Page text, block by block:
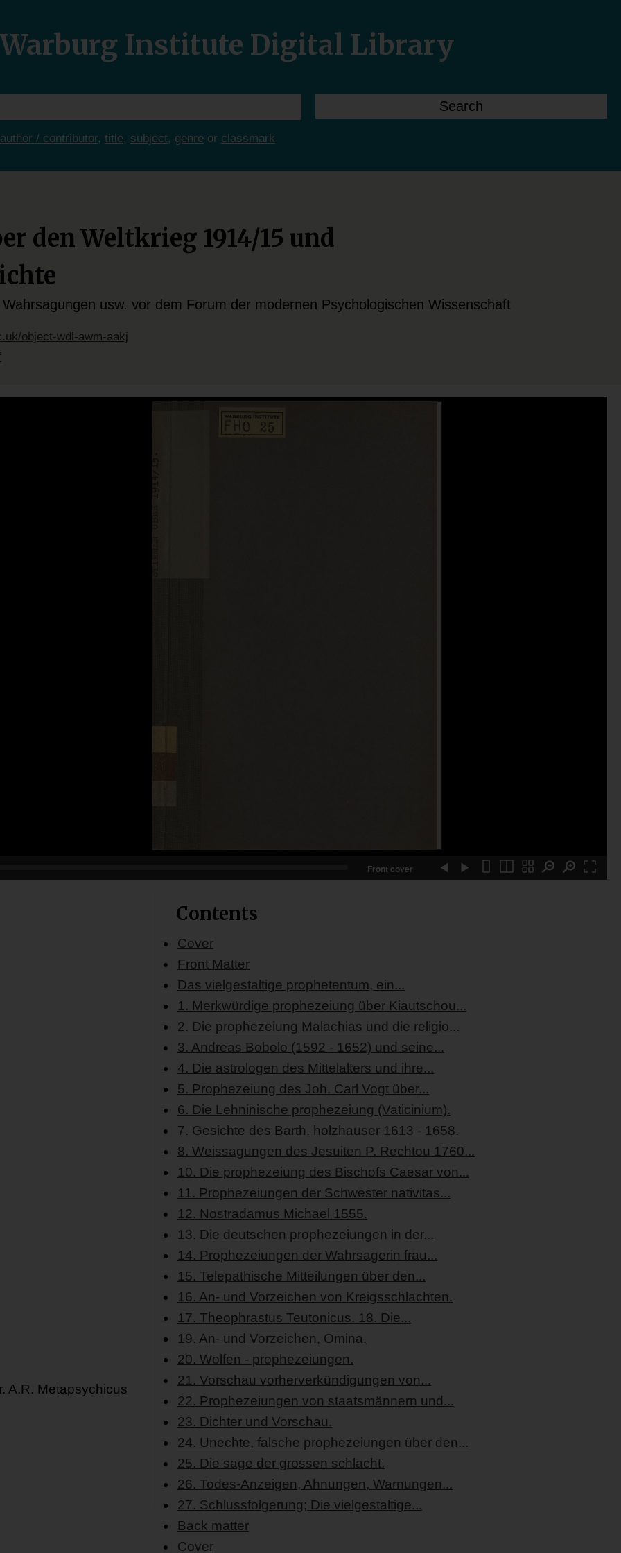
Institute Digital Library
author / contributor, title, subject, genre or classmark
den Weltkrieg 1914/15 und
usw. vor dem Forum der modernen Psychologischen Wissenschaft
object-wdl-awm-aakj
Front cover
A.R. Metapsychicus
Contents
Cover
Front Matter
Das vielgestaltige prophetentum, ein...
1. Merkwürdige prophezeiung über Kiautschou...
2. Die prophezeiung Malachias und die religio...
3. Andreas Bobolo (1592 - 1652) und seine...
4. Die astrologen des Mittelalters und ihre...
5. Prophezeiung des Joh. Carl Vogt über...
6. Die Lehninische prophezeiung (Vaticinium).
7. Gesichte des Barth. holzhauser 1613 - 1658.
8. Weissagungen des Jesuiten P. Rechtou 1760...
10. Die prophezeiung des Bischofs Caesar von...
11. Prophezeiungen der Schwester nativitas...
12. Nostradamus Michael 1555.
13. Die deutschen prophezeiungen in der...
14. Prophezeiungen der Wahrsagerin frau...
15. Telepathische Mitteilungen über den...
16. An- und Vorzeichen von Kreigsschlachten.
17. Theophrastus Teutonicus. 18. Die...
19. An- und Vorzeichen, Omina.
20. Wolfen - prophezeiungen.
21. Vorschau vorherverkündigungen von...
22. Prophezeiungen von staatsmännern und...
23. Dichter und Vorschau.
24. Unechte, falsche prophezeiungen über den...
25. Die sage der grossen schlacht.
26. Todes-Anzeigen, Ahnungen, Warnungen...
27. Schlussfolgerung; Die vielgestaltige...
Back matter
Cover